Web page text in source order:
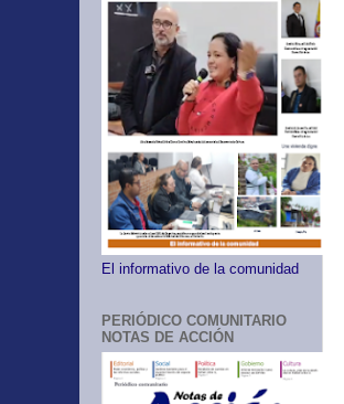
El informativo de la comunidad
PERIÓDICO COMUNITARIO
NOTAS DE ACCIÓN